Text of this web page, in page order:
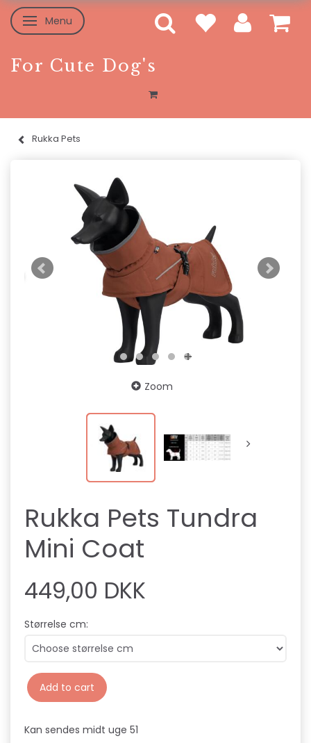
Toggle navigation
Menu
For Cute Dog's
Rukka Pets
Zoom
Rukka Pets Tundra
Mini Coat
449,00 DKK
Størrelse cm:
Add to cart
Kan sendes midt uge 51